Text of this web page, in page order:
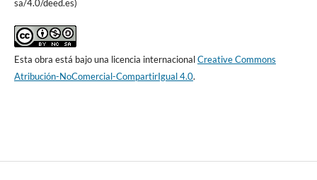
sa/4.0/deed.es)
Esta obra está bajo una licencia internacionalCreative Commons
Atribución-NoComercial-CompartirIgual 4.0.